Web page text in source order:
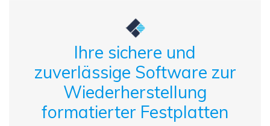
Ihre sichere und
zuverlässige Software zur
Wiederherstellung
formatierter Festplatten